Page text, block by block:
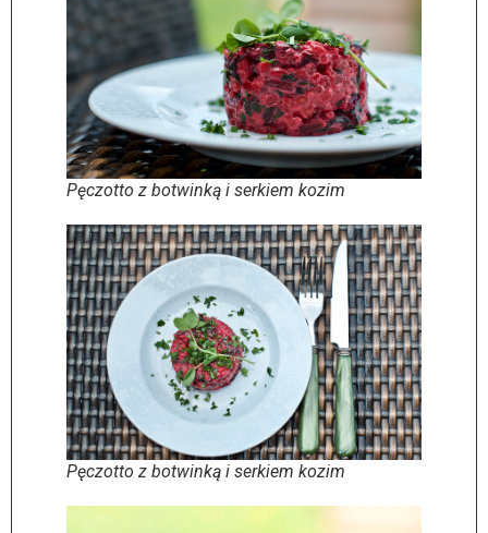
Pęczotto z botwinką i serkiem kozim
Pęczotto z botwinką i serkiem kozim